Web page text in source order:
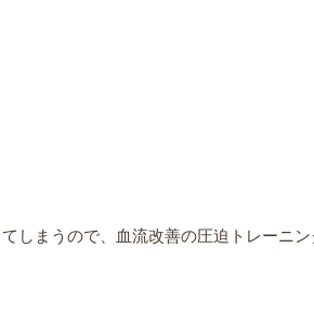
しまうので、血流改善の圧迫トレーニ